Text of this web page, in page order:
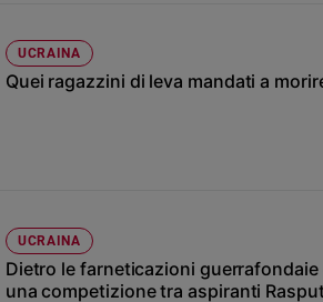
Santi
Devozione
del
giorno
UCRAINA
Quei ragazzini di leva mandati a
UCRAINA
Dietro le farneticazioni
una competizione tra aspiranti